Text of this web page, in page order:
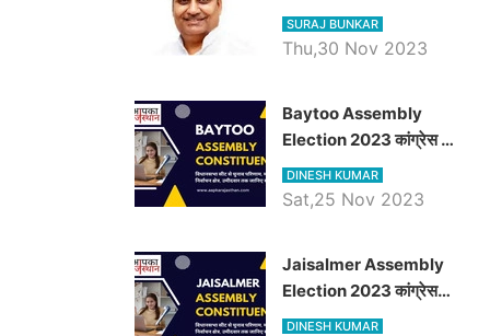
बड़ा बयान आया सामने, जानें
विचार
SURAJ BUNKAR
Thu,30 Nov 2023
Baytoo Assembly
Election 2023 कांग्रेस से
हरीश चौधरी तो बालाराम मुंड होंगे
भाजपा उम्मीदवार, जानिये बायतू
DINESH KUMAR
Sat,25 Nov 2023
​​​​​​​Jaisalmer Assembly
Election 2023 कांग्रेस
रूपा राम मेघवाल तो छोटु सिंह
DINESH KUMAR